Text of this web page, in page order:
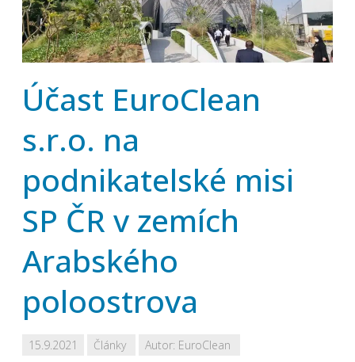
Účast EuroClean
s.r.o. na
podnikatelské misi
SP ČR v zemích
Arabského
poloostrova
15.9.2021 Články Autor: EuroClean